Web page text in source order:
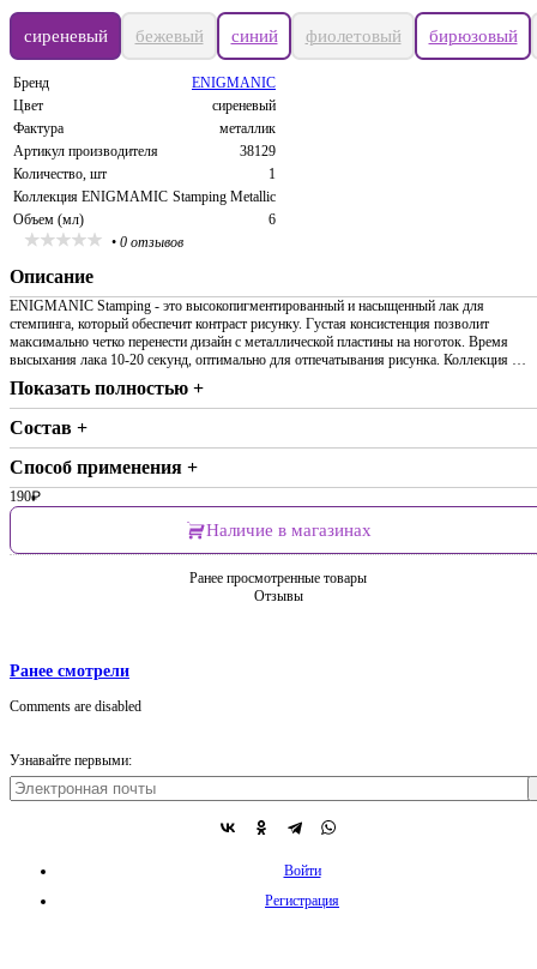
сиреневый бежевый синий фиолетовый бирюзовый
Бренд
ENIGMANIC
Цвет
сиреневый
Фактура
металлик
Артикул производителя
38129
Количество, шт
1
Коллекция ENIGMAMIC Stamping Metallic
Объем (мл)
6
• 0 отзывов
Описание
ENIGMANIC Stamping - это высокопигментированный и насыщенный лак для
стемпинга, который обеспечит контраст рисунку. Густая консистенция позволит
максимально четко перенести дизайн с металлической пластины на ноготок. Время
высыхания лака 10-20 секунд, оптимально для отпечатывания рисунка. Коллекция …
Показать полностью +
Состав +
Способ применения +
190₽
Наличие в магазинах
Ранее просмотренные товары
Отзывы
Ранее смотрели
Comments are disabled
Узнавайте первыми:
Войти
Регистрация